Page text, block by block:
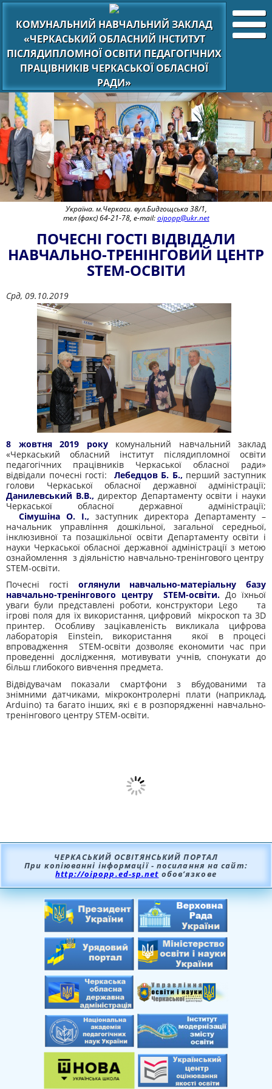
КОМУНАЛЬНИЙ НАВЧАЛЬНИЙ ЗАКЛАД
«ЧЕРКАСЬКИЙ ОБЛАСНИЙ ІНСТИТУТ
ПІСЛЯДИПЛОМНОЇ ОСВІТИ ПЕДАГОГІЧНИХ
ПРАЦІВНИКІВ ЧЕРКАСЬКОЇ ОБЛАСНОЇ
РАДИ»
Україна. м.Черкаси. вул.Бидгощська 38/1,
тел (факс) 64-21-78, e-mail:oipopp@ukr.net
ПОЧЕСНІ ГОСТІ ВІДВІДАЛИ
НАВЧАЛЬНО-ТРЕНІНГОВИЙ ЦЕНТР
STEM-ОСВІТИ
Срд, 09.10.2019
8 жовтня 2019 рокукомунальний навчальний заклад
«Черкаський обласний інститут післядипломної освіти
педагогічних працівників Черкаської обласної ради»
відвідали почесні гості:
Лебедцов Б. Б., перший заступник
голови Черкаської обласної державної адміністрації;
Данилевський В.В., директор Департаменту освіти і науки
Черкаської обласної державної адміністрації;
Сімушіна О. І., заступник директора Департаменту –
начальник управління дошкільної, загальної середньої,
інклюзивної та позашкільної освіти Департаменту освіти і
науки Черкаської обласної державної адміністрації з метою
ознайомлення з діяльністю навчально-тренінгового центру
STEM-освіти.
Почесні гості оглянули навчально-матеріальну базу
навчально-тренінгового центру STEM-освіти. До їхньої
уваги були представлені роботи, конструктори Lego та
ігрові поля для їх використання, цифровий мікроскоп та 3D
принтер. Особливу зацікавленість викликала цифрова
лабораторія Einstein, використання якої в процесі
впровадження STEM-освіти дозволяє економити час при
проведенні дослідження, мотивувати учнів, спонукати до
більш глибокого вивчення предмета.
Відвідувачам показали смартфони з вбудованими та
знімними датчиками, мікроконтролерні плати (наприклад,
Arduino) та багато інших, які є в розпорядженні навчально-
тренінгового центру STEM-освіти.
ЧЕРКАСЬКИЙ ОСВІТЯНСЬКИЙ ПОРТАЛ
При копіюванні інформації - посилання на сайт:
http://oipopp.ed-sp.net обов’язкове